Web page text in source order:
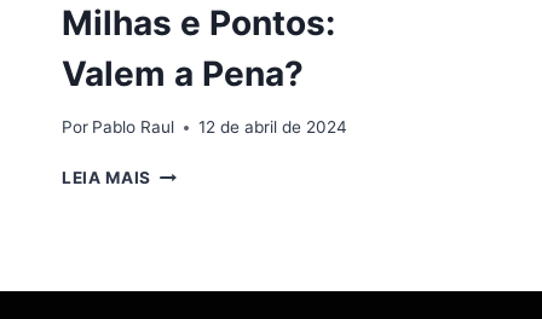
Milhas e Pontos:
Valem a Pena?
Por Pablo Raul 12 de abril de 2024
LEIA MAIS MILHAS